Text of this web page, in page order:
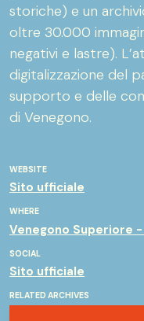
WEBSITE
Sito ufficiale
WHERE
Venegono Superiore -
SOCIAL
Sito ufficiale
RELATED ARCHIVES
storiche) e un
oltre 30.000
negativi e lastre).
digitalizzazione del
supporto e delle
di Venegono.